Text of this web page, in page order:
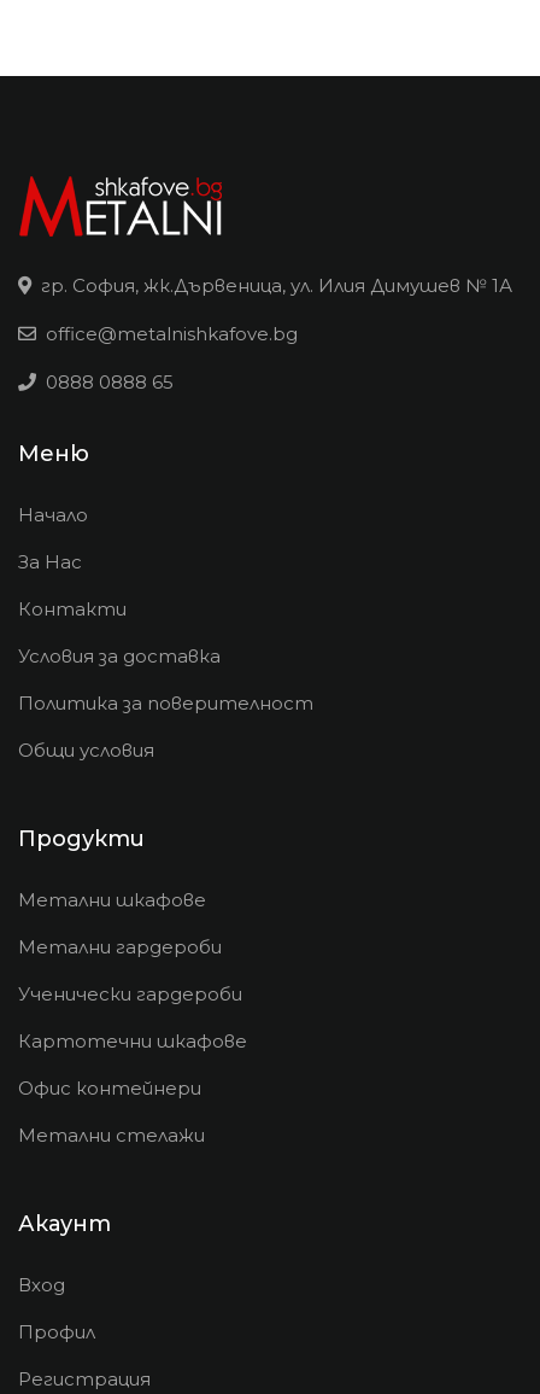
гр. София, жк.Дървеница, ул. Илия Димушев № 1А
office@metalnishkafove.bg
0888 0888 65
Меню
Начало
За Нас
Контакти
Условия за доставка
Политика за поверителност
Общи условия
Продукти
Метални шкафове
Метални гардероби
Ученически гардероби
Картотечни шкафове
Офис контейнери
Метални стелажи
Акаунт
Вход
Профил
Регистрация